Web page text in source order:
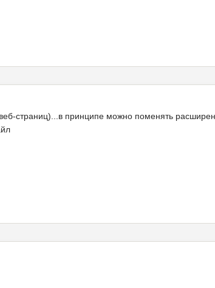
страниц)...в принципе можно поменять